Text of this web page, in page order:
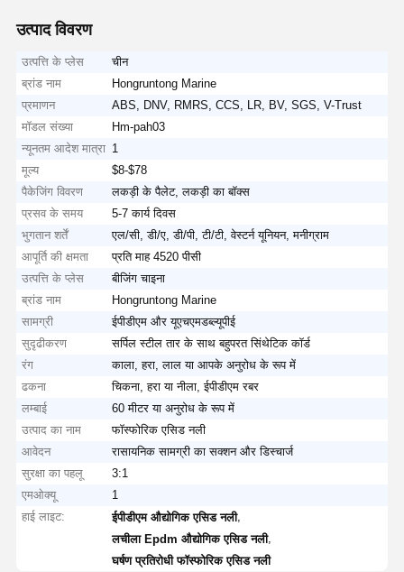
उत्पाद विवरण
उत्पत्ति के प्लेस
चीन
ब्रांड नाम
Hongruntong Marine
प्रमाणन
ABS, DNV, RMRS, CCS, LR, BV, SGS, V-Trust
मॉडल संख्या
Hm-pah03
न्यूनतम आदेश मात्रा 1
मूल्य
$8-$78
पैकेजिंग विवरण
लकड़ी के पैलेट, लकड़ी का बॉक्स
प्रसव के समय
5-7 कार्य दिवस
भुगतान शर्तें
एल/सी, डी/ए, डी/पी, टी/टी, वेस्टर्न यूनियन, मनीग्राम
आपूर्ति की क्षमता
प्रति माह 4520 पीसी
उत्पत्ति के प्लेस
बीजिंग चाइना
ब्रांड नाम
Hongruntong Marine
सामग्री
ईपीडीएम और यूएचएमडब्ल्यूपीई
सुदृढीकरण
सर्पिल स्टील तार के साथ बहुपरत सिंथेटिक कॉर्ड
रंग
काला, हरा, लाल या आपके अनुरोध के रूप में
ढकना
चिकना, हरा या नीला, ईपीडीएम रबर
लम्बाई
60 मीटर या अनुरोध के रूप में
उत्पाद का नाम
फॉस्फोरिक एसिड नली
आवेदन
रासायनिक सामग्री का सक्शन और डिस्चार्ज
सुरक्षा का पहलू
3:1
एमओक्यू
1
हाई लाइट:
ईपीडीएम औद्योगिक एसिड नली,
लचीला Epdm औद्योगिक एसिड नली,
घर्षण प्रतिरोधी फॉस्फोरिक एसिड नली